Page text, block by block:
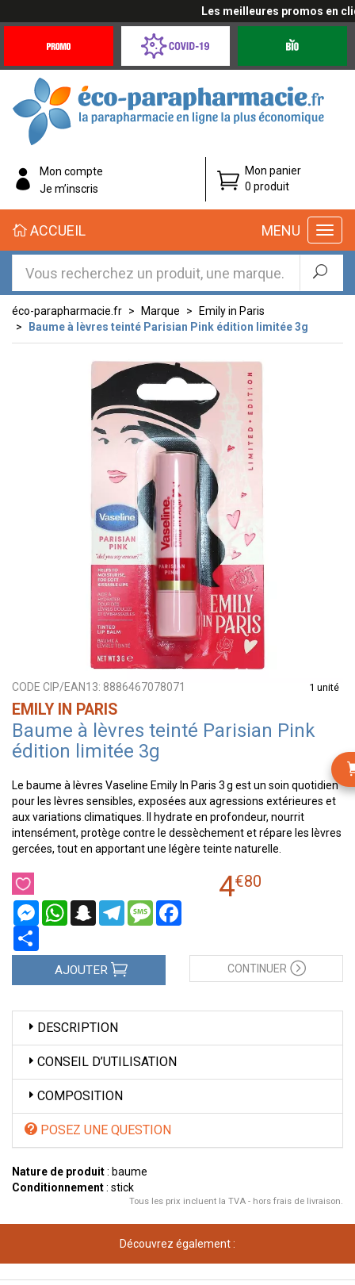
Les meilleures promos en
Offres
Coronavirus
éco-
parapharmacie.fr
éco-
parapharmacie.fr
Mon compte
Je m’inscris
Mon panier
0 produit
MENU
ACCUEIL
éco-parapharmacie.fr Marque
Emily in Paris
Baume à lèvres teinté Parisian Pink édition limitée 3g
CODE CIP/EAN13: 8886467078071 1 unité
EMILY IN PARIS
Baume à lèvres teinté Parisian Pink
édition limitée 3g
Le baume à lèvres Vaseline Emily In Paris 3 g est un soin quotidien
pour les lèvres sensibles, exposées aux agressions extérieures et
aux variations climatiques. Il hydrate en profondeur, nourrit
intensément, protège contre le dessèchement et répare les lèvres
gercées, tout en apportant une légère teinte naturelle.
MessengerWhatsAppSnapchatTelegramMessage
4€80
AJOUTER CONTINUER
DESCRIPTION
CONSEIL D’UTILISATION
COMPOSITION
POSEZ UNE QUESTION
Nature de produit: baume
Conditionnement: stick
Tous les prix incluent la TVA - hors frais de livraison.
Découvrez également :